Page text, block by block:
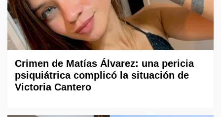
Crimen de Matías Álvarez: una pericia
psiquiátrica complicó la situación de
Victoria Cantero